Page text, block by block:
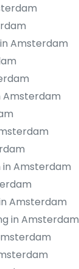
Amsterdam
Amsterdam
in Amsterdam
Amsterdam
in Amsterdam